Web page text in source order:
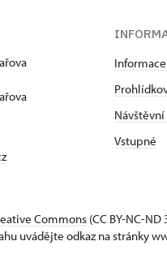
Vstupné
Commons (CC BY-NC-
uvádějte odkaz na stránky